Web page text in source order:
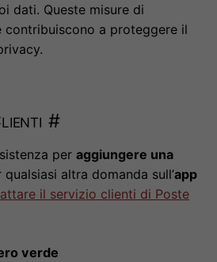
dati. Queste misure di
contribuiscono a proteggere il
#
per aggiungere una
qualsiasi altra domanda sull’app
il servizio clienti di Poste
verde